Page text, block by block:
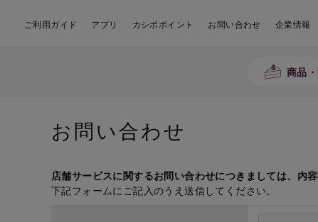
ご利用ガイド アプリ カシポポイント お問い合わせ 企業情報
商品
お問い合わせ
店舗サービスに関するお問い合わせにつきましては、内
下記フォームにご記入のうえ送信してください。